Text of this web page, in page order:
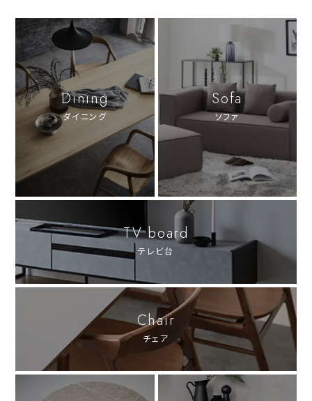
Dining
ダイニング
Sofa
ソファ
TV board
テレビ台
Chair
チェア